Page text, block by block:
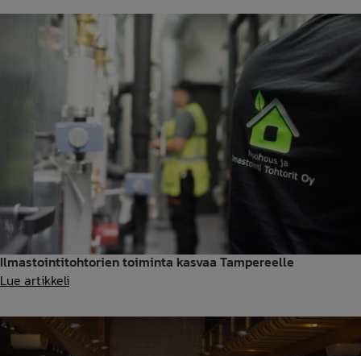
Hämeenlinnaan
–
Jukka
Matero
aloittaa
Kanta-
Hämeen
yksikönpäällikkönä
Ilmastointitohtorien toiminta kasvaa Tampereelle
Lue artikkeliIlmastointitohtorien
kasvaa
Tampereelle